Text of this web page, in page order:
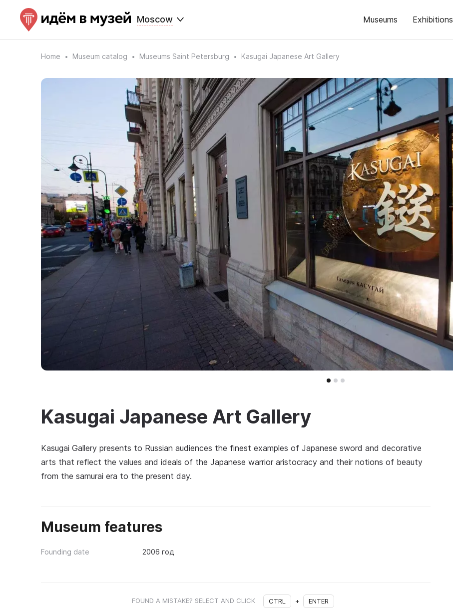
Moscow Museums Exhibitions
Home Museum catalog Museums Saint Petersburg Kasugai Japanese Art Gallery
Kasugai Japanese Art Gallery
Kasugai Gallery presents to Russian audiences the finest examples of Japanese sword and decorative
arts that reflect the values and ideals of the Japanese warrior aristocracy and their notions of beauty
from the samurai era to the present day.
Museum features
Founding date 2006 год
FOUND A MISTAKE? SELECT AND CLICK CTRL + ENTER